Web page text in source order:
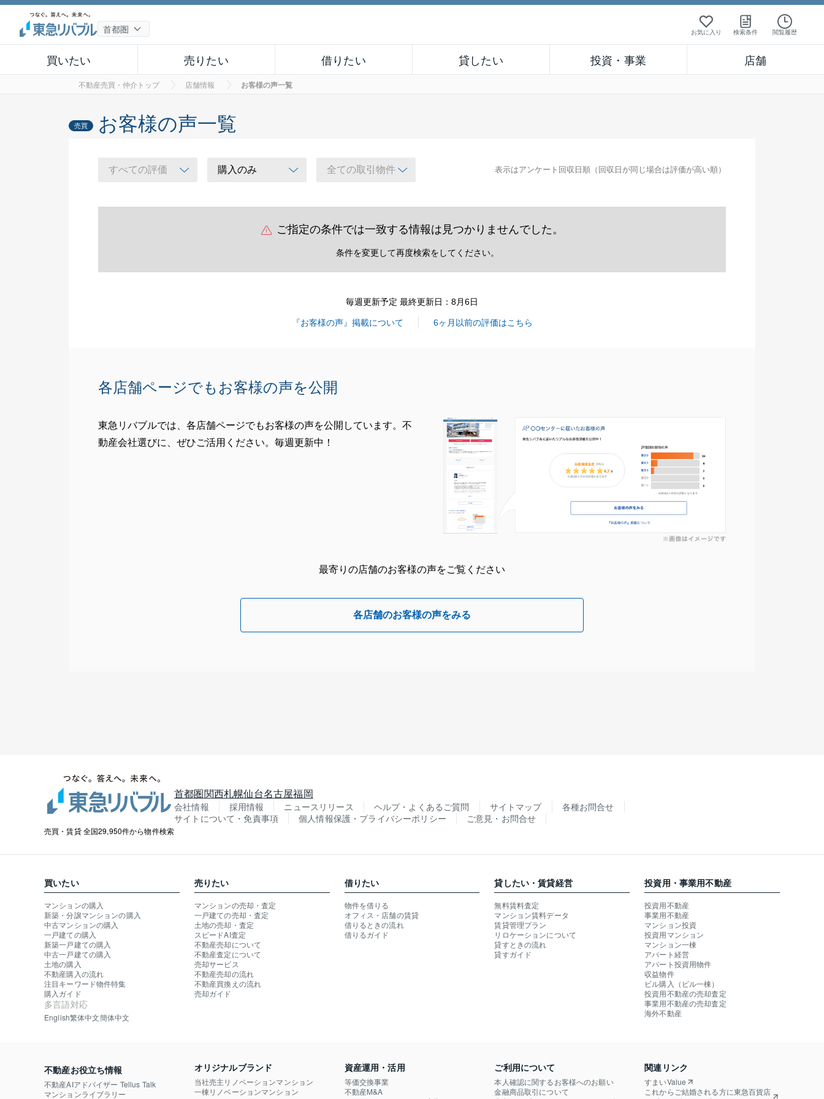
お気に入り 検索条件 閲覧履歴
買いたい 売りたい 借りたい 貸したい 投資・事業 店舗
不動産売買・仲介トップ 店舗情報 お客様の声一覧
売買 お客様の声一覧
表示はアンケート回収日順（回収日が同じ場合は評価が高い順）
ご指定の条件では一致する情報は見つかりませんでした。
条件を変更して再度検索をしてください。
毎週更新予定 最終更新日：8月6日
『お客様の声』掲載について 6ヶ月以前の評価はこちら
各店舗ページでもお客様の声を公開
東急リバブルでは、各店舗ページでもお客様の声を公開しています。不
動産会社選びに、ぜひご活用ください。毎週更新中！
最寄りの店舗のお客様の声をご覧ください
各店舗のお客様の声をみる
売買・賃貸 全国29,950件から物件検索
首都圏関西札幌仙台名古屋福岡
会社情報 採用情報 ニュースリリース ヘルプ・よくあるご質問 サイトマップ
各種お問合せ
サイトについて・免責事項
個人情報保護・プライバシーポリシー ご意見・お問合せ
買いたい
マンションの購入
新築・分譲マンションの購入
中古マンションの購入
一戸建ての購入
新築一戸建ての購入
中古一戸建ての購入
土地の購入
不動産購入の流れ
注目キーワード物件特集
購入ガイド
多言語対応
English繁体中文簡体中文
売りたい
マンションの売却・査定
一戸建ての売却・査定
土地の売却・査定
スピードAI査定
不動産売却について
不動産査定について
売却サービス
不動産売却の流れ
不動産買換えの流れ
売却ガイド
借りたい
物件を借りる
オフィス・店舗の賃貸
借りるときの流れ
借りるガイド
貸したい・賃貸経営
無料賃料査定
マンション賃料データ
賃貸管理プラン
リロケーションについて
貸すときの流れ
貸すガイド
投資用・事業用不動産
投資用不動産
事業用不動産
マンション投資
投資用マンション
マンション一棟
アパート経営
アパート投資用物件
収益物件
ビル購入（ビル一棟）
投資用不動産の売却査定
事業用不動産の売却査定
海外不動産
不動産お役立ち情報
不動産AIアドバイザー Tellus Talk
マンションライブラリー
オリジナルブランド
当社売主リノベーションマンション
一棟リノベーションマンション
資産運用・活用
等価交換事業
不動産M&A
ご利用について
本人確認に関するお客様へのお願い
金融商品取引について
関連リンク
すまいValue
これからご結婚される方に東急百貨店